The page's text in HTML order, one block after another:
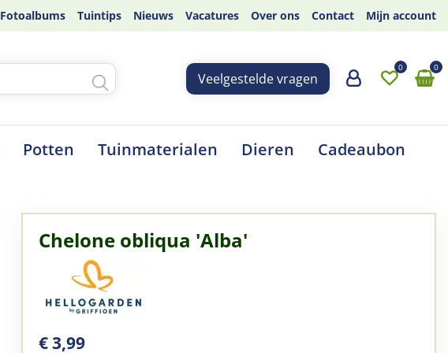
Fotoalbums Tuintips Nieuws Vacatures Over ons Contact Mijn account
Veelgestelde vragen
Potten Tuinmaterialen Dieren Cadeaubon
Chelone obliqua 'Alba'
€3,99